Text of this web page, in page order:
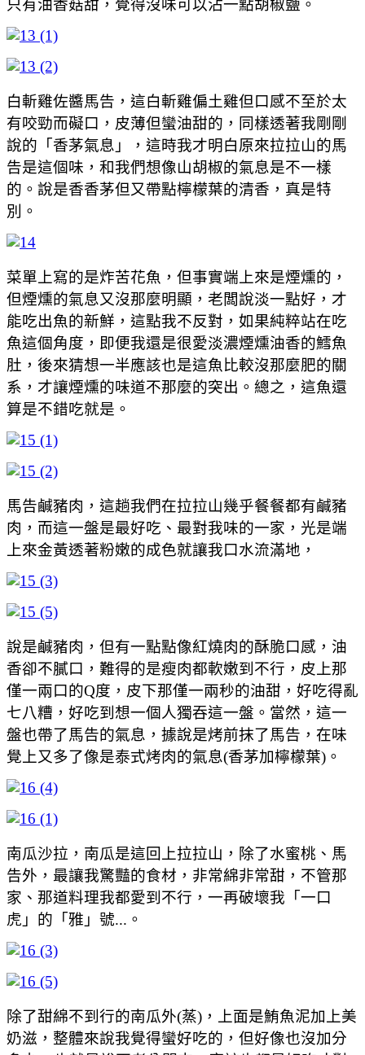
只有油香菇甜，覺得沒味可以沾一點胡椒鹽。
白斬雞佐醬馬告，這白斬雞偏土雞但口感不至於太
有咬勁而礙口，皮薄但蠻油甜的，同樣透著我剛剛
說的「香茅氣息」，這時我才明白原來拉拉山的馬
告是這個味，和我們想像山胡椒的氣息是不一樣
的。說是香香茅但又帶點檸檬葉的清香，真是特
別。
菜單上寫的是炸苦花魚，但事實端上來是煙燻的，
但煙燻的氣息又沒那麼明顯，老闆說淡一點好，才
能吃出魚的新鮮，這點我不反對，如果純粹站在吃
魚這個角度，即便我還是很愛淡濃煙燻油香的鱈魚
肚，後來猜想一半應該也是這魚比較沒那麼肥的關
系，才讓煙燻的味道不那麼的突出。總之，這魚還
算是不錯吃就是。
馬告鹹豬肉，這趟我們在拉拉山幾乎餐餐都有鹹豬
肉，而這一盤是最好吃、最對我味的一家，光是端
上來金黃透著粉嫩的成色就讓我口水流滿地，
說是鹹豬肉，但有一點點像紅燒肉的酥脆口感，油
香卻不膩口，難得的是瘦肉都軟嫩到不行，皮上那
僅一兩口的Q度，皮下那僅一兩秒的油甜，好吃得亂
七八糟，好吃到想一個人獨吞這一盤。當然，這一
盤也帶了馬告的氣息，據說是烤前抹了馬告，在味
覺上又多了像是泰式烤肉的氣息(香茅加檸檬葉)。
南瓜沙拉，南瓜是這回上拉拉山，除了水蜜桃、馬
告外，最讓我驚豔的食材，非常綿非常甜，不管那
家、那道料理我都愛到不行，一再破壞我「一口
虎」的「雅」號...。
除了甜綿不到行的南瓜外(蒸)，上面是鮪魚泥加上美
奶滋，整體來說我覺得蠻好吃的，但好像也沒加分